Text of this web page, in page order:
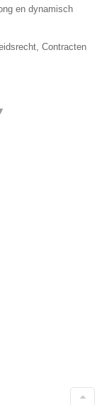
en dynamisch
Contracten